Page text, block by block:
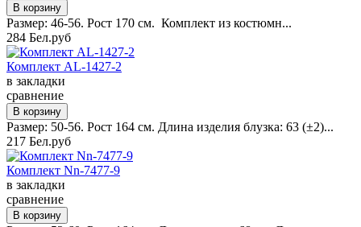
Размер: 46-56. Рост 170 см. Комплект из костюмн...
284 Бел.руб
Комплект AL-1427-2
в закладки
сравнение
Размер: 50-56. Рост 164 см. Длина изделия блузка: 63 (±2)...
217 Бел.руб
Комплект Nn-7477-9
в закладки
сравнение